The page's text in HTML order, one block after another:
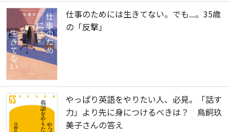
仕事のためには生きてない。でも...。35歳
の「反撃」
やっぱり英語をやりたい人、必見。「話す
力」より先に身につけるべきは？ 鳥飼玖
美子さんの答え